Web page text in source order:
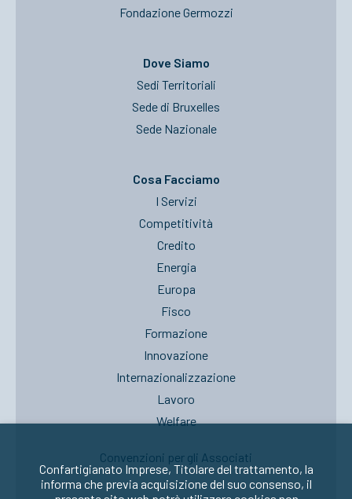
Fondazione Germozzi
Dove Siamo
Sedi Territoriali
Sede di Bruxelles
Sede Nazionale
Cosa Facciamo
I Servizi
Competitività
Credito
Energia
Europa
Fisco
Formazione
Innovazione
Internazionalizzazione
Lavoro
Welfare
Convenzioni per gli Associati
Confartigianato Imprese, Titolare del trattamento, la
informa che previa acquisizione del suo consenso, il